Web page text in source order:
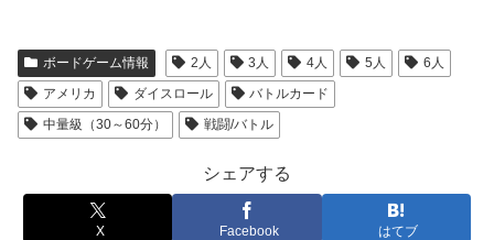
ボードゲーム情報 2人 3人 4人 5人
6人
アメリカ
ダイスロール
バトルカード
中量級（30～60分）
戦闘/バトル
シェアする
X Facebook はてブ